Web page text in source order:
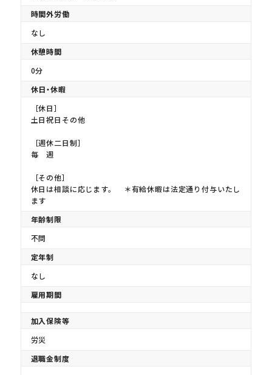
時間外労働
なし
休憩時間
0分
休日・休暇
［休日］
土日祝日その他
［週休二日制］
毎 週
［その他］
休日は相談に応じます。 ＊有給休暇は法定通り付与いたし
ます
年齢制限
不問
定年制
なし
雇用期間
加入保険等
労災
退職金制度